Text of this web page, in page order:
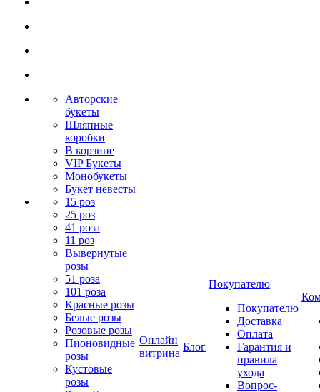
Авторские
букеты
Шляпные
коробки
В корзине
VIP Букеты
Монобукеты
Букет невесты
15 роз
25 роз
41 роза
11 роз
Вывернутые
розы
51 роза
101 роза
Красные розы
Белые розы
Розовые розы
Пионовидные
розы
Кустовые
розы
Онлайн
витрина
Блог
Покупателю
Покупателю
Доставка
Оплата
Гарантия и
правила
ухода
Вопрос-